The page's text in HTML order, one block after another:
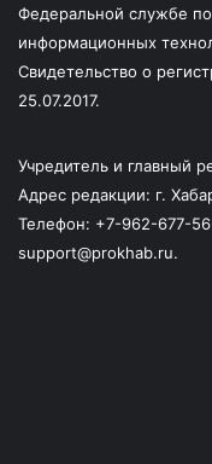
Федеральной службе
информационных
Свидетельство о
25.07.2017.
Учредитель и главный
Адрес редакции: г.
Телефон: +7-962-677-
support@prokhab.ru.